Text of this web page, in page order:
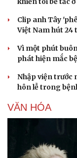
Clip anh Tây
Việt Nam hút 24
Vì một phút
phát hiện mắc
Nhập viện trước
hôn lễ trong
VĂN HÓA